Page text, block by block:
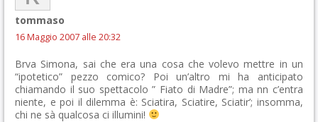
tommaso
16 Maggio 2007 alle 20:32
Brva Simona, sai che era una cosa che volevo mettre in un
“ipotetico” pezzo comico? Poi un’altro mi ha anticipato
chiamando il suo spettacolo ” Fiato di Madre”; ma nn c’entra
niente, e poi il dilemma è: Sciatira, Sciatire, Sciatir’; insomma,
chi ne sà qualcosa ci illumini!